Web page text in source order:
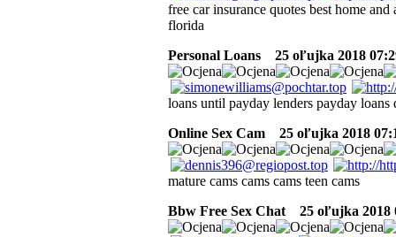
free car insurance quotes best home
florida
Personal Loans
25 oľujka 2018
loans until payday lenders payday
Online Sex Cam
25 oľujka 2018
mature cams cams cams teen cams
Bbw Free Sex Chat
25 oľujka 2018